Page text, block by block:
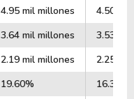
4.95 mil millones
4.50 mil
3.64 mil millones
3.53 mil
2.19 mil millones
2.25
19.60%
16.36%